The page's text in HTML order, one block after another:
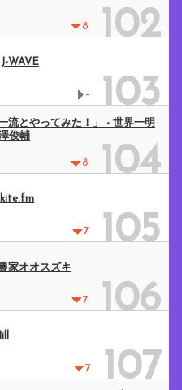
8 102
- 103
WAVE
8 104
流とやってみた！」 - 世界一明
俊輔
7 105
7 106
家オオスズキ
7 107